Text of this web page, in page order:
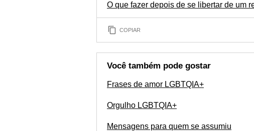
O que fazer depois de se libertar de um
COPIAR
Você também pode gostar
Frases de amor LGBTQIA+
Orgulho LGBTQIA+
Mensagens para quem se assumiu